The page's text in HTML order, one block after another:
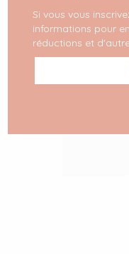
Si vous vous
informations pour
réductions et